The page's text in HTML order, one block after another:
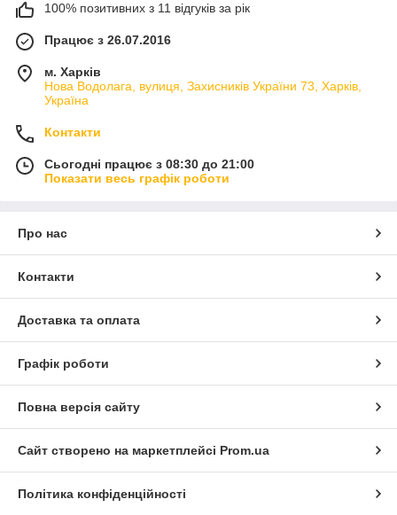
100% позитивних з 11 відгуків за рік
Працює з 26.07.2016
м. Харків
Нова Водолага, вулиця, Захисників України 73, Харків,
Україна
Контакти
Сьогодні працює з 08:30 до 21:00
Показати весь графік роботи
Про нас
Контакти
Доставка та оплата
Графік роботи
Повна версія сайту
Сайт створено на маркетплейсі Prom.ua
Політика конфіденційності